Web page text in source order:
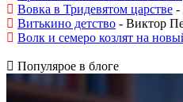
Вовка в Тридевятом царстве -
Витькино детство - Виктор
Волк и семеро козлят на
Популярое в блоге